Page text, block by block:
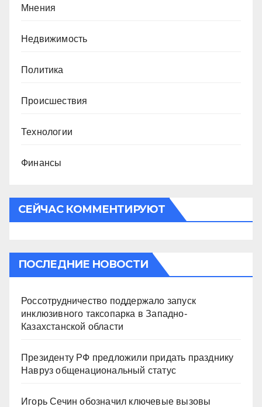
Мнения
Недвижимость
Политика
Происшествия
Технологии
Финансы
СЕЙЧАС КОММЕНТИРУЮТ
ПОСЛЕДНИЕ НОВОСТИ
Россотрудничество поддержало запуск
инклюзивного таксопарка в Западно-
Казахстанской области
Президенту РФ предложили придать празднику
Навруз общенациональный статус
Игорь Сечин обозначил ключевые вызовы